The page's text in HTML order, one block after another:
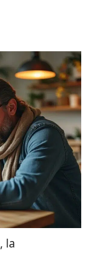
la